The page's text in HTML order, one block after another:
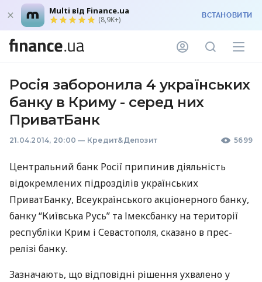
Multi від Finance.ua
(8,9K+) ВСТАНОВИТИ
Росія заборонила 4 українських
банку в Криму - серед них
ПриватБанк
21.04.2014, 20:00 — Кредит&Депозит 5699
Центральний банк Росії припинив діяльність
відокремлених підрозділів українських
ПриватБанку, Всеукраїнського акціонерного банку,
банку “Київська Русь” та Імексбанку на території
республіки Крим і Севастополя, сказано в прес-
релізі банку.
Зазначають, що відповідні рішення ухвалено у